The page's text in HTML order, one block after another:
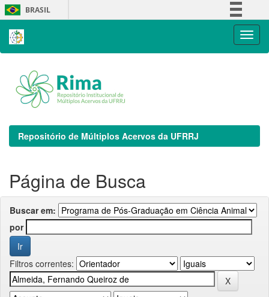
Skip
navigation
BRASIL
Repositório de Múltiplos Acervos da UFRRJ
Página de Busca
Buscar em:
por
Filtros correntes: